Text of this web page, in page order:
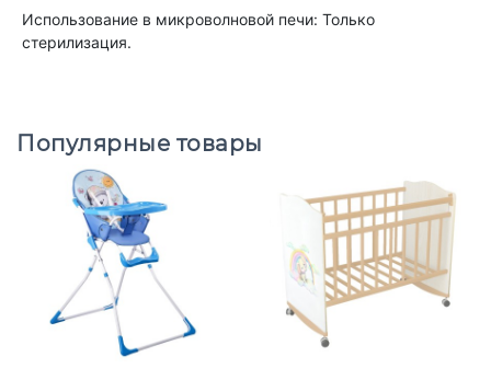
Использование в микроволновой печи: Только
стерилизация.
Популярные товары